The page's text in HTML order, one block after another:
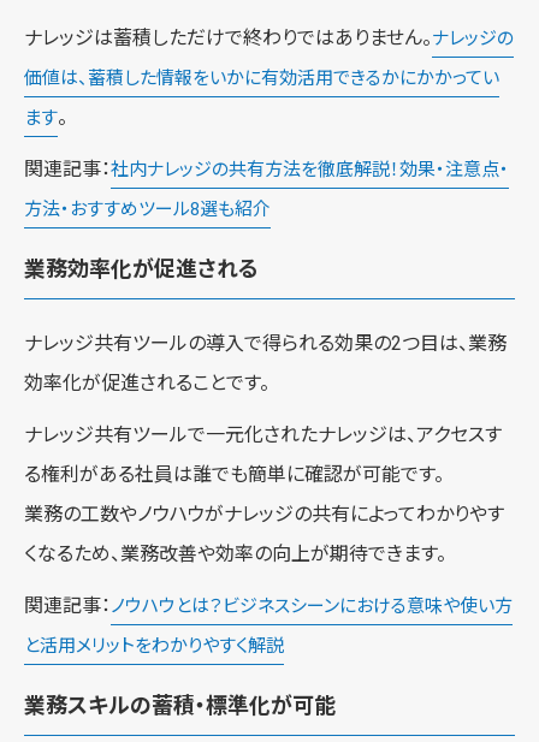
ナレッジは蓄積しただけで終わりではありません。ナレッジの
価値は、蓄積した情報をいかに有効活用できるかにかかってい
ます。
関連記事：社内ナレッジの共有方法を徹底解説！効果・注意点・
方法・おすすめツール8選も紹介
業務効率化が促進される
ナレッジ共有ツールの導入で得られる効果の2つ目は、業務
効率化が促進されることです。
ナレッジ共有ツールで一元化されたナレッジは、アクセスす
る権利がある社員は誰でも簡単に確認が可能です。
業務の工数やノウハウがナレッジの共有によってわかりやす
くなるため、業務改善や効率の向上が期待できます。
関連記事： ノウハウとは？ビジネスシーンにおける意味や使い方
と活用メリットをわかりやすく解説
業務スキルの蓄積・標準化が可能